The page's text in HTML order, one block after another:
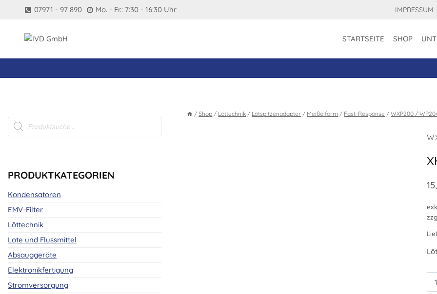
07971 - 97 890 Mo. - Fr.: 7:30 - 16:30 Uhr IMPRESSUM
STARTSEITE SHOP
/ Shop / Löttechnik / Lötspitzenadapter / Meißelform / Fast-Response / WXP200 /
F
Products
search
PRODUKTKATEGORIEN
Kondensatoren
EMV-Filter
Löttechnik
Lote und Flussmittel
Absauggeräte
Elektronikfertigung
Stromversorgung